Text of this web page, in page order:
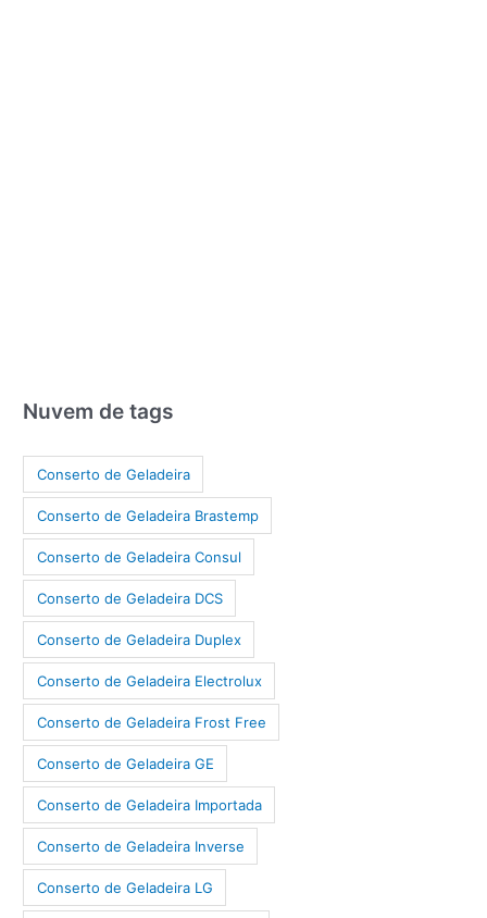
Nuvem de tags
Conserto de Geladeira
Conserto de Geladeira Brastemp
Conserto de Geladeira Consul
Conserto de Geladeira DCS
Conserto de Geladeira Duplex
Conserto de Geladeira Electrolux
Conserto de Geladeira Frost Free
Conserto de Geladeira GE
Conserto de Geladeira Importada
Conserto de Geladeira Inverse
Conserto de Geladeira LG